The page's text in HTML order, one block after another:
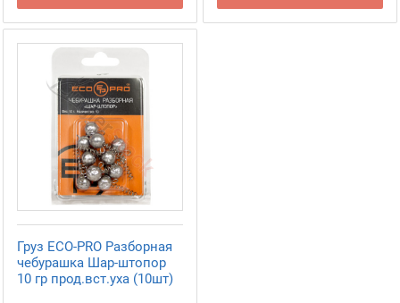
Груз ECO-PRO Разборная
чебурашка Шар-штопор
10 гр прод.вст.уха (10шт)